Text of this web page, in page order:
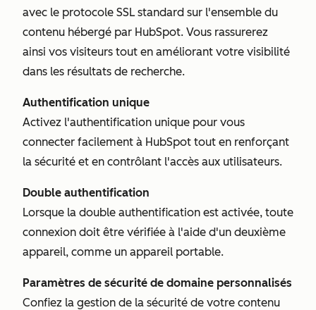
avec le protocole SSL standard sur l'ensemble du
contenu hébergé par HubSpot. Vous rassurerez
ainsi vos visiteurs tout en améliorant votre visibilité
dans les résultats de recherche.
Authentification unique
Activez l'authentification unique pour vous
connecter facilement à HubSpot tout en renforçant
la sécurité et en contrôlant l'accès aux utilisateurs.
Double authentification
Lorsque la double authentification est activée, toute
connexion doit être vérifiée à l'aide d'un deuxième
appareil, comme un appareil portable.
Paramètres de sécurité de domaine personnalisés
Confiez la gestion de la sécurité de votre contenu